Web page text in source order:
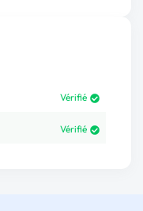
Vérifié
Vérifié